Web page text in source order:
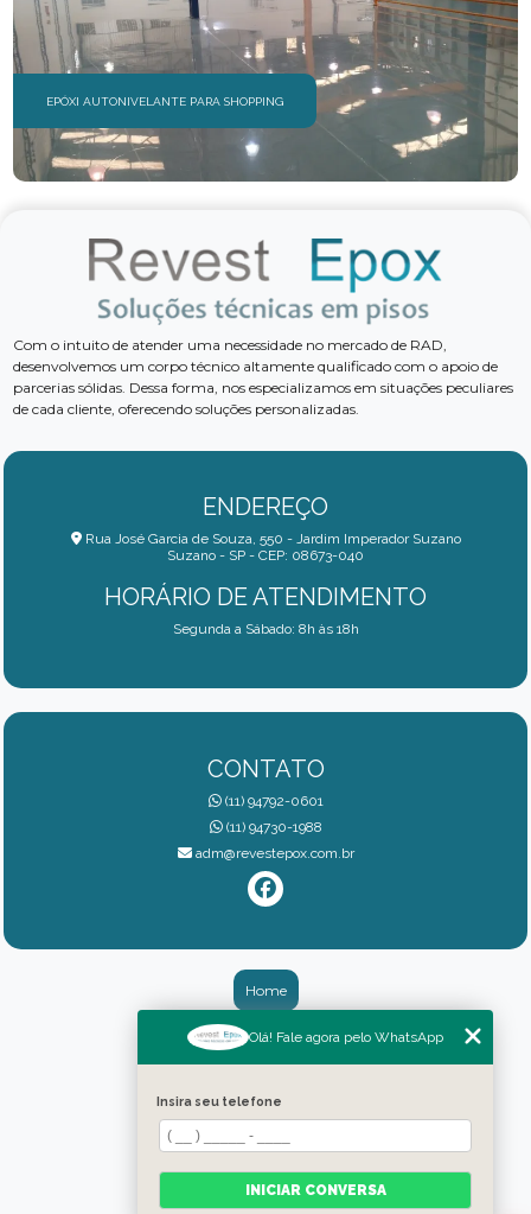
EPÓXI AUTONIVELANTE PARA SHOPPING
Com o intuito de atender uma necessidade no mercado de RAD,
desenvolvemos um corpo técnico altamente qualificado com o apoio de
parcerias sólidas. Dessa forma, nos especializamos em situações peculiares
de cada cliente, oferecendo soluções personalizadas.
ENDEREÇO
Rua José Garcia de Souza, 550 - Jardim Imperador Suzano
Suzano - SP - CEP: 08673-040
HORÁRIO DE ATENDIMENTO
Segunda a Sábado: 8h às 18h
CONTATO
(11) 94792-0601
(11) 94730-1988
adm@revestepox.com.br
Home
Quem somos
Serviços
Blog
Contato
Olá! Fale agora pelo WhatsApp
Insira seu telefone
INICIAR CONVERSA